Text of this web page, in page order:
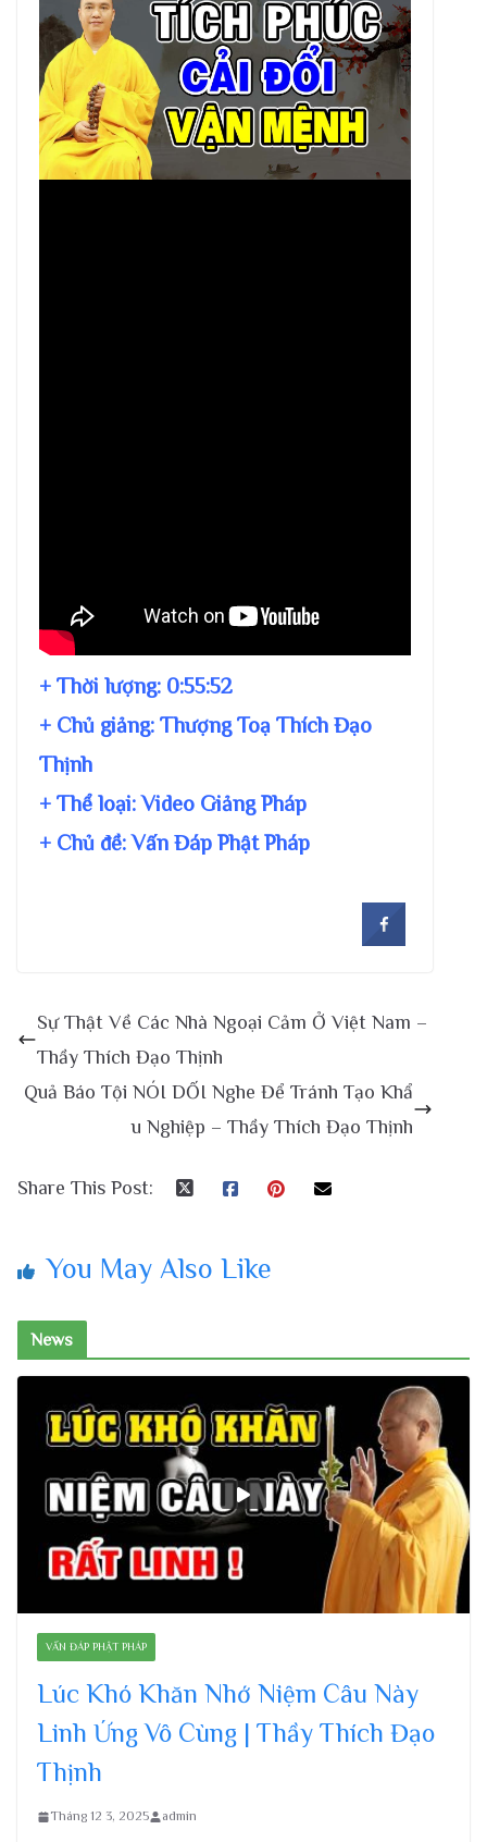
+ Thời lượng: 0:55:52
+ Chủ giảng: Thượng Toạ Thích Đạo
Thịnh
+ Thể loại: Video Giảng Pháp
+ Chủ đề:Vấn Đáp Phật Pháp
Sự Thật Về Các Nhà Ngoại Cảm Ở Việt Nam –
Thầy Thích Đạo Thịnh
Quả Báo Tội NÓI DỐI Nghe Để Tránh Tạo Khẩ
u Nghiệp – Thầy Thích Đạo Thịnh
Share This Post:
You May Also Like
News
VẤN ĐÁP PHẬT PHÁP
Lúc Khó Khăn Nhớ Niệm Câu Này
Linh Ứng Vô Cùng | Thầy Thích Đạo
Thịnh
Tháng 12 3, 2025 admin